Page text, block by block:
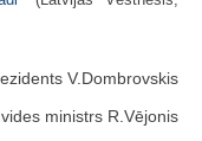
V.Dombrovskis
ministrs R.Vējonis